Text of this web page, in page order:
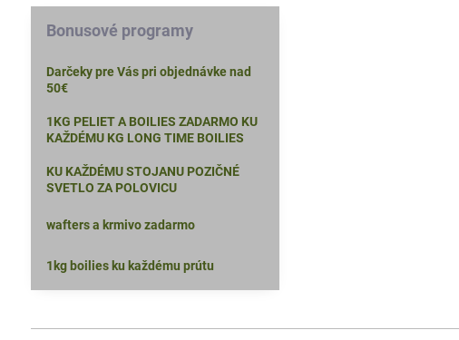
Bonusové programy
Darčeky pre Vás pri objednávke nad
50€
1KG PELIET A BOILIES ZADARMO KU
KAŽDÉMU KG LONG TIME BOILIES
KU KAŽDÉMU STOJANU POZIČNÉ
SVETLO ZA POLOVICU
wafters a krmivo zadarmo
1kg boilies ku každému prútu